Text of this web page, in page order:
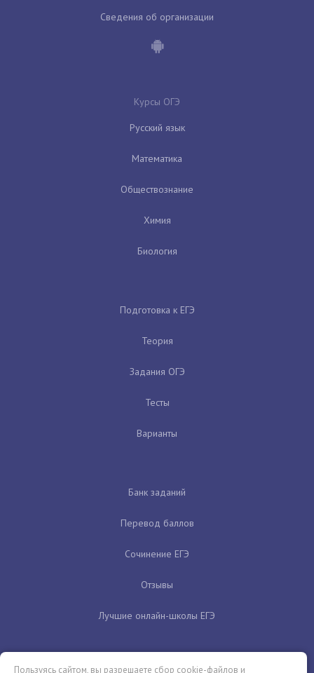
Сведения об организации
Курсы ОГЭ
Русский язык
Математика
Обществознание
Химия
Биология
Подготовка к ЕГЭ
Теория
Задания ОГЭ
Тесты
Варианты
Банк заданий
Перевод баллов
Сочинение ЕГЭ
Отзывы
Лучшие онлайн-школы ЕГЭ
Пользуясь сайтом, вы разрешаете сбор cookie-файлов и